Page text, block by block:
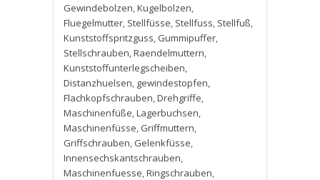
Gewindebolzen,Kugelbolzen,
Fluegelmutter, Stellfüsse, Stellfuss, Stellfuß,
Kunststoffspritzguss, Gummipuffer,
Stellschrauben,Raendelmuttern,
Kunststoffunterlegscheiben,
Distanzhuelsen, gewindestopfen,
Flachkopfschrauben,Drehgriffe,
Maschinenfüße,Lagerbuchsen,
Maschinenfüsse, Griffmuttern,
Griffschrauben, Gelenkfüsse,
Innensechskantschrauben,
Maschinenfuesse,Ringschrauben,